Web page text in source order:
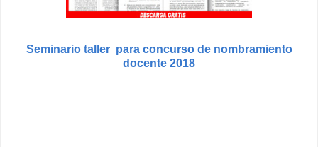
Seminario taller para concurso de nombramiento
docente 2018